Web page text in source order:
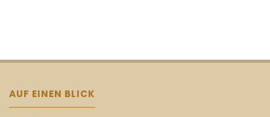
AUF EINEN BLICK